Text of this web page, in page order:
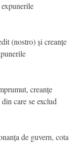
(nostro) și creanțe
creanțe
care se exclud
de guvern, cota